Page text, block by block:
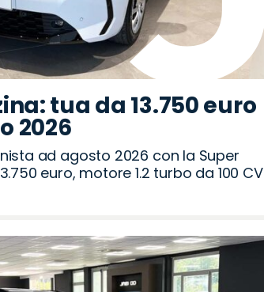
tua da 13.750 euro
2026
ad agosto 2026 con la Super
euro, motore 1.2 turbo da 100 CV